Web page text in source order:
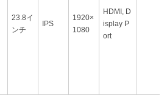
23.8イ
ンチ
IPS
1920×
1080
HDMI, D
isplay P
ort